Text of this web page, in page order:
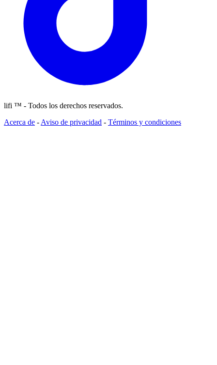
lifi ™ - Todos los derechos reservados.
Acerca de - Aviso de privacidad - Términos y condiciones